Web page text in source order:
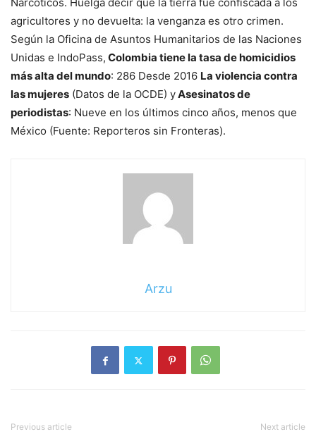
Narcóticos. Huelga decir que la tierra fue confiscada a los
agricultores y no devuelta: la venganza es otro crimen.
Según la Oficina de Asuntos Humanitarios de las Naciones
Unidas e IndoPass, Colombia tiene la tasa de homicidios
más alta del mundo: 286 Desde 2016 La violencia contra
las mujeres (Datos de la OCDE) yAsesinatos de
periodistas: Nueve en los últimos cinco años, menos que
México (Fuente: Reporteros sin Fronteras).
Arzu
Previous article Next article